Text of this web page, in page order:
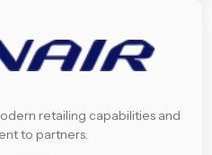
retailing capabilities and
to partners.